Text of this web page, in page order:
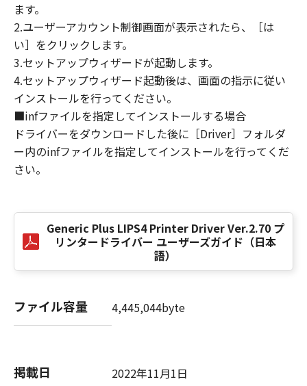
認められる限り、一切の責任を負わないものと
します。たとえ、キヤノン、キヤノンのライセ
ンサー、キヤノンの子会社、キヤノンの関連会
社、それらの販売代理店または販売店がかかる
損害の可能性について知らされていた場合でも
同様です。
(3) キヤノン、キヤノンのライセンサー、キヤノ
ンの子会社、キヤノンの関連会社、それらの販
売代理店または販売店のいずれも、「本ソフト
ウェア」、または「本ソフトウェア」の使用に
ないものとします。
８．契約期間
(1) 本契約書は、お客様が、『同意』を示す下
フトウェア」をインストールした時点で発効
し、下記(2)または(3)により終了されるまで有
複製物のすべてを廃棄および消去することによ
り、本契約書を終了させることができます。
ます。
2.ユーザーアカウント制御画面が表示されたら、［は
い］をクリックします。
3.セットアップウィザードが起動します。
4.セットアップウィザード起動後は、画面の指示に従い
インストールを行ってください。
■infファイルを指定してインストールする場合
ドライバーをダウンロードした後に［Driver］フォルダ
ー内のinfファイルを指定してインストールを行ってくだ
さい。
Generic Plus LIPS4 Printer Driver Ver.2.70 プ
リンタードライバー ユーザーズガイド（日本
語）
ファイル容量 4,445,044byte
掲載日 2022年11月1日